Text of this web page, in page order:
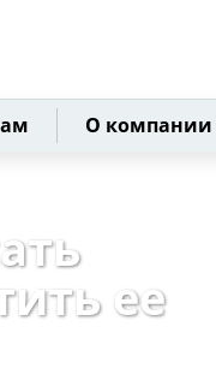
О компании
ее